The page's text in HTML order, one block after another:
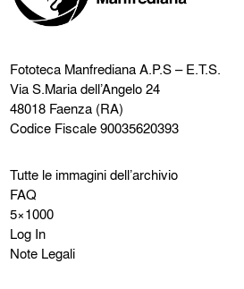
Fototeca ManfredianaA.P.S – E.T.S.
Via S.Maria dell’Angelo 24
48018 Faenza (RA)
Codice Fiscale 90035620393
Tutte le immagini dell’archivio
FAQ
5×1000
Log In
Note Legali